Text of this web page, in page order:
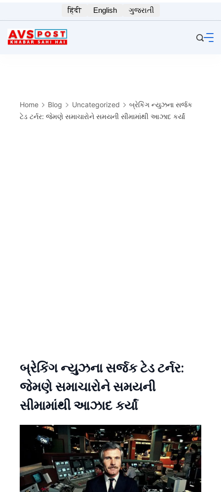
to
content
हिंदी English ગુજરાતી
Home Blog Uncategorized
બ્રેકિંગ ન્યુઝના સર્જક
ટેડ ટર્નર: જેમણે સમાચારોને સમયની સીમામાંથી આઝાદ કર્યાં
બ્રેકિંગ ન્યુઝના સર્જક ટેડ ટર્નર:
જેમણે સમાચારોને સમયની
સીમામાંથી આઝાદ કર્યાં